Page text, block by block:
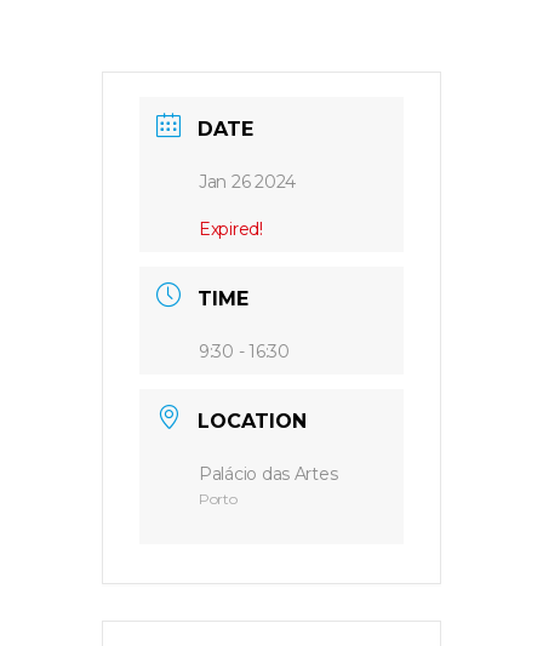
DATE
Jan 26 2024
Expired!
TIME
9:30 - 16:30
LOCATION
Palácio das Artes
Porto